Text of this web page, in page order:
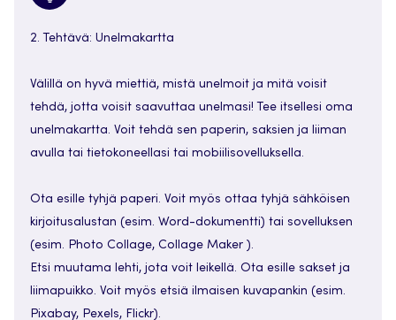
2. Tehtävä: Unelmakartta
Välillä on hyvä miettiä, mistä unelmoit ja mitä voisit
tehdä, jotta voisit saavuttaa unelmasi! Tee itsellesi oma
unelmakartta. Voit tehdä sen paperin, saksien ja liiman
avulla tai tietokoneellasi tai mobiilisovelluksella.
Ota esille tyhjä paperi. Voit myös ottaa tyhjä sähköisen
kirjoitusalustan (esim. Word-dokumentti) tai sovelluksen
(esim. Photo Collage, Collage Maker ).
Etsi muutama lehti, jota voit leikellä. Ota esille sakset ja
liimapuikko. Voit myös etsiä ilmaisen kuvapankin (esim.
Pixabay, Pexels, Flickr).